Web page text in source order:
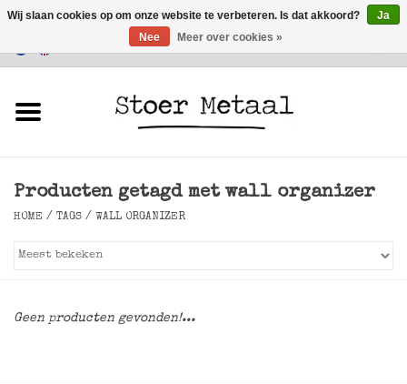
Klantenservice
Verlichting
Producten getagd met wall organizer
HOME / TAGS / WALL ORGANIZER
Geen producten gevonden!...
Wij slaan cookies op om onze website te verbeteren. Is dat akkoord?
Ja
Nee
Meer over cookies »